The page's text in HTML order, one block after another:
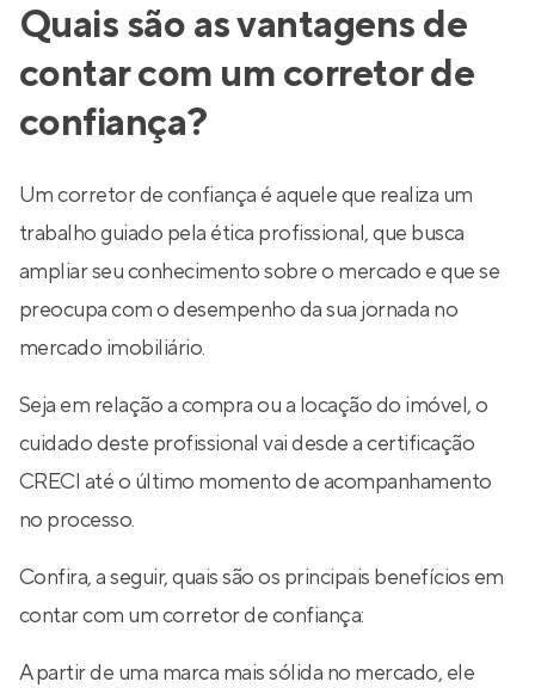
Quais são as vantagens de
contar com um corretor de
confiança?
Um corretor de confiança é aquele que realiza um
trabalho guiado pela ética profissional, que busca
ampliar seu conhecimento sobre o mercado e que se
preocupa com o desempenho da sua jornada no
mercado imobiliário.
Seja em relação a compra ou a locação do imóvel, o
cuidado deste profissional vai desde a certificação
CRECI até o último momento de acompanhamento
no processo.
Confira, a seguir, quais são os principais benefícios em
contar com um corretor de confiança:
A partir de uma marca mais sólida no mercado, ele